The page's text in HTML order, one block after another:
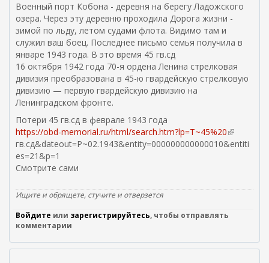
е
я
с
с
а
)
Военный порт Кобона - деревня на берегу Ладожского
озера. Через эту деревню проходила Дорога жизни -
зимой по льду, летом судами флота. Видимо там и
служил ваш боец. Последнее письмо семья получила в
январе 1943 года. В это время 45 гв.сд
16 октября 1942 года 70-я ордена Ленина стрелковая
дивизия преобразована в 45-ю гвардейскую стрелковую
дивизию — первую гвардейскую дивизию на
Ленинградском фронте.
Потери 45 гв.сд в феврале 1943 года
https://obd-memorial.ru/html/search.htm?lp=T~45%20(
в
н
я
с
ы
гв.сд&dateout=P~02.1943&entity=000000000000010&entiti
es=21&p=1
Смотрите сами
Ищите и обрящете, стучите и отверзется
Войдите или зарегистрируйтесь, чтобы отправлять
комментарии